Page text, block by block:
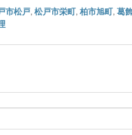
市松戸,松戸市栄町,柏市旭町,葛